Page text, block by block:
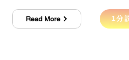
Read More 1分